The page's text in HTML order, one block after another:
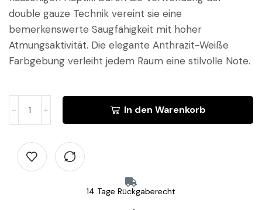
double gauze Technik vereint sie eine
bemerkenswerte Saugfähigkeit mit hoher
Atmungsaktivität. Die elegante Anthrazit-Weiße
Farbgebung verleiht jedem Raum eine stilvolle Note.
In den Warenkorb
14 Tage Rückgaberecht